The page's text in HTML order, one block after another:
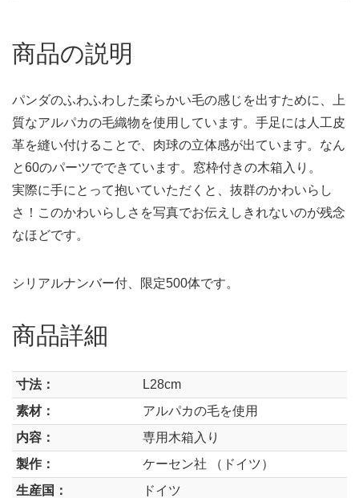
商品の説明
パンダのふわふわした柔らかい毛の感じを出すために、上
質なアルパカの毛織物を使用しています。手足には人工皮
革を縫い付けることで、肉球の立体感が出ています。なん
と60のパーツでできています。窓枠付きの木箱入り。
実際に手にとって抱いていただくと、抜群のかわいらし
さ！このかわいらしさを写真でお伝えしきれないのが残念
なほどです。
シリアルナンバー付、限定500体です。
商品詳細
寸法：
L28cm
素材：
アルパカの毛を使用
内容：
専用木箱入り
製作：
ケーセン社 （ドイツ）
生産国：
ドイツ